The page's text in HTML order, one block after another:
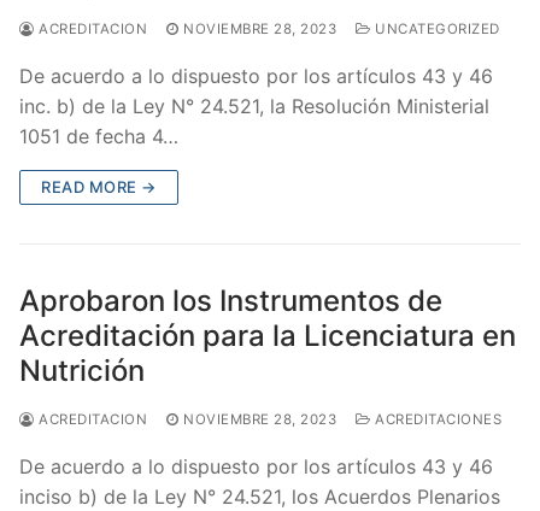
ACREDITACION NOVIEMBRE 28, 2023 UNCATEGORIZED
De acuerdo a lo dispuesto por los artículos 43 y 46
inc. b) de la Ley N° 24.521, la Resolución Ministerial
1051 de fecha 4…
READ MORE →
Aprobaron los Instrumentos de
Acreditación para la Licenciatura en
Nutrición
ACREDITACION NOVIEMBRE 28, 2023 ACREDITACIONES
De acuerdo a lo dispuesto por los artículos 43 y 46
inciso b) de la Ley N° 24.521, los Acuerdos Plenarios